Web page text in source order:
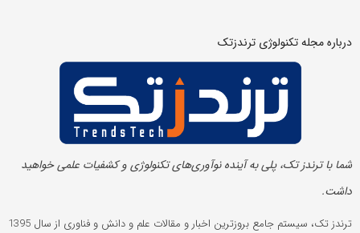
درباره مجله تکنولوژی ترندزتک
شما با ترندز تک، پلی به آینده‌ نوآوری‌های تکنولوژی و کشفیات علمی خواهید
داشت.
ترندز تک، سیستم جامع بروزترین اخبار و مقالات علم و دانش و فناوری از سال 1395